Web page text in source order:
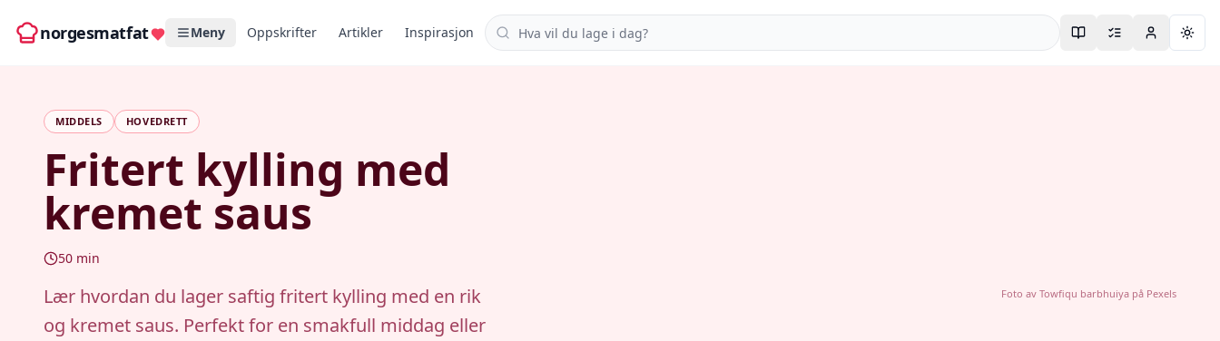
norgesmatfat Meny Oppskrifter Artikler Inspirasjon Søk i oppskrifter
MIDDELS HOVEDRETT
Fritert kylling med
kremet saus
50 min
Lær hvordan du lager saftig fritert kylling med en rik
og kremet saus. Perfekt for en smakfull middag eller
Foto av Towfiqu barbhuiyapå Pexels